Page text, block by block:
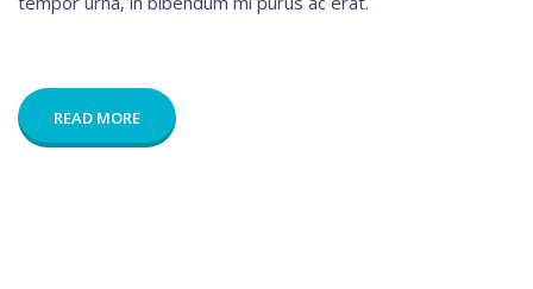
READ MORE